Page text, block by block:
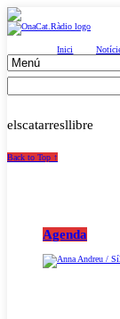
Inici
elscatarresllibre
Back to Top ↑
Agenda